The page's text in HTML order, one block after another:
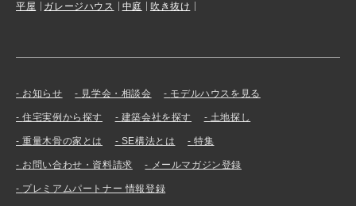
平屋 ガレージハウス 中庭 吹き抜け
お知らせ 見学会・相談会 モデルハウスを見る
住宅実例から探す 建築会社を探す 土地探し
重量木骨の家とは SE構法とは 特集
お問い合わせ・資料請求 メールマガジン登録
プレミアムパートナー 情報登録